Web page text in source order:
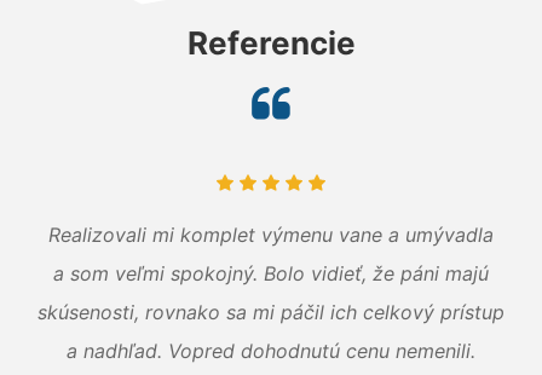
Referencie
Realizovali mi komplet výmenu vane a umývadla
a som veľmi spokojný. Bolo vidieť, že páni majú
skúsenosti, rovnako sa mi páčil ich celkový prístup
a nadhľad. Vopred dohodnutú cenu nemenili.